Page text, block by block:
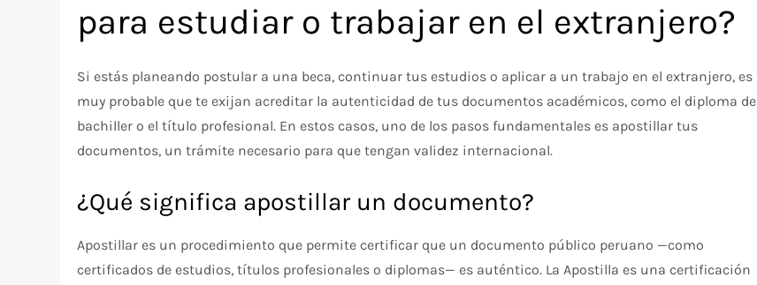
para estudiar o trabajar en el extranjero?
Si estás planeando postular a una beca, continuar tus estudios o aplicar a un trabajo en el extranjero, es
muy probable que te exijan acreditar la autenticidad de tus documentos académicos, como el diploma de
bachiller o el título profesional. En estos casos, uno de los pasos fundamentales es apostillar tus
documentos, un trámite necesario para que tengan validez internacional.
¿Qué significa apostillar un documento?
Apostillar es un procedimiento que permite certificar que un documento público peruano —como
certificados de estudios, títulos profesionales o diplomas— es auténtico. La Apostilla es una certificación